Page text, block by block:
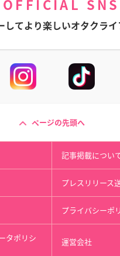
OFFICIAL SNS
してより楽しいオタクライ
ページの先頭へ
記事掲載につい
プレスリリース
プライバシーポ
タポリシ 運営会社